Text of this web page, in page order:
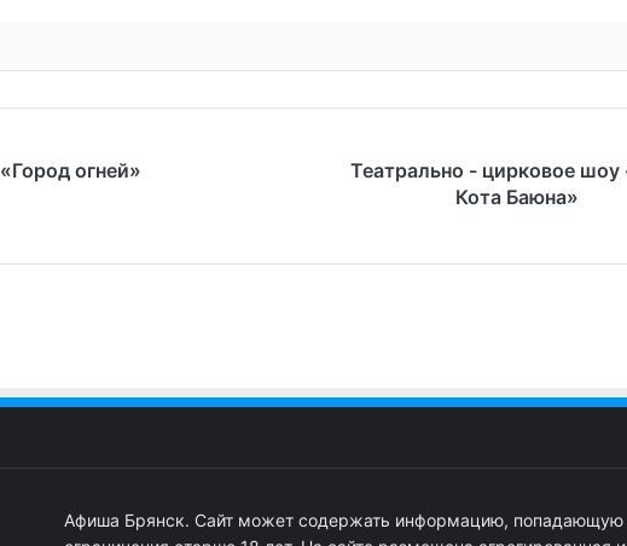
«Город огней»
Театрально - цирковое шоу
Кота Баюна»
Афиша Брянск. Сайт может содержать информацию, попадающую